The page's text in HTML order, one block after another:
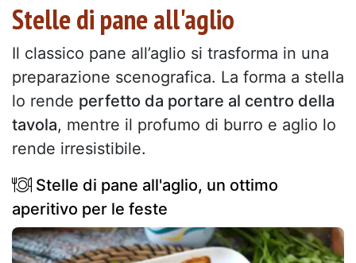
Stelle di pane all'aglio
Il classico pane all’aglio si trasforma in una
preparazione scenografica. La forma a stella
lo rende perfetto da portare al centro della
tavola, mentre il profumo di burro e aglio lo
rende irresistibile.
Stelle di pane all'aglio, un ottimo
aperitivo per le feste